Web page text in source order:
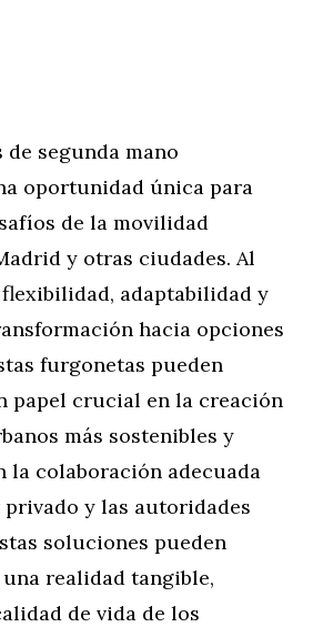
segunda mano
oportunidad única para
de la movilidad
y otras ciudades. Al
adaptabilidad y
hacia opciones
furgonetas pueden
papel crucial en la creación
más sostenibles y
la colaboración adecuada
y las autoridades
soluciones pueden
realidad tangible,
de vida de los